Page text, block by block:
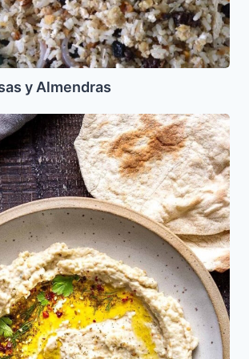
y Almendras